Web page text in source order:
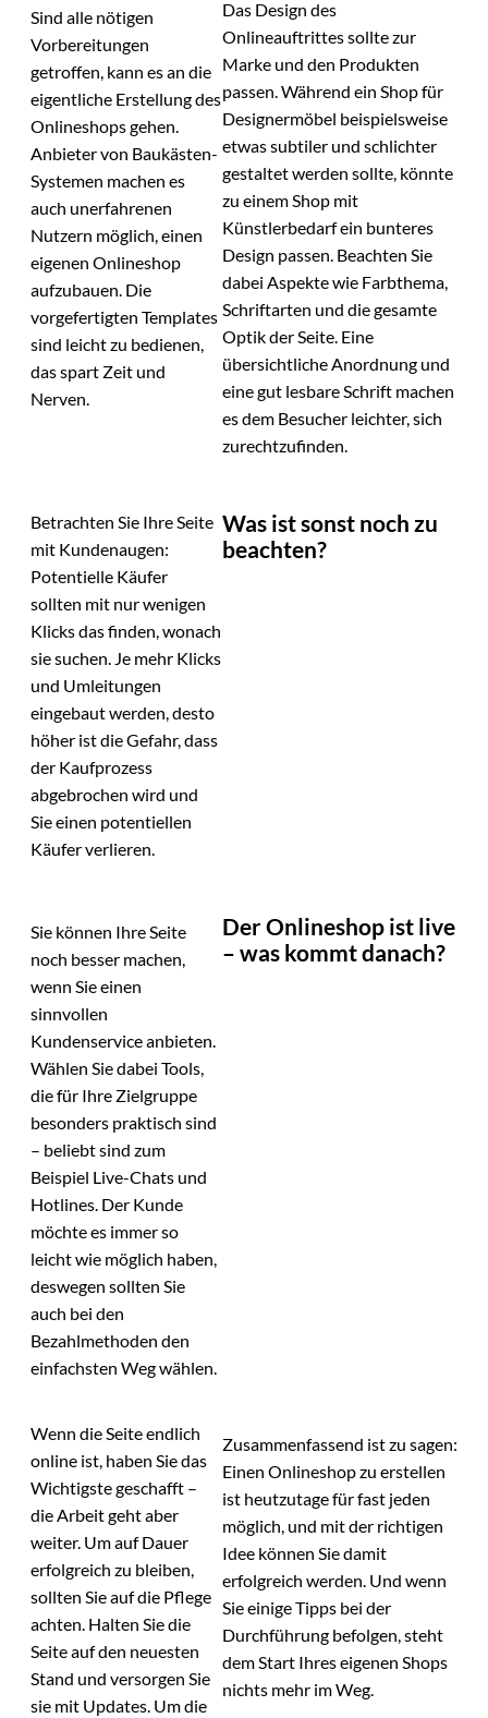
Sind alle nötigen
Vorbereitungen
getroffen, kann es an die
eigentliche Erstellung des
Onlineshops gehen.
Anbieter von Baukästen-
Systemen machen es
auch unerfahrenen
Nutzern möglich, einen
eigenen Onlineshop
aufzubauen. Die
vorgefertigten Templates
sind leicht zu bedienen,
das spart Zeit und
Nerven.
Das Design des
Onlineauftrittes sollte zur
Marke und den Produkten
passen. Während ein Shop für
Designermöbel beispielsweise
etwas subtiler und schlichter
gestaltet werden sollte, könnte
zu einem Shop mit
Künstlerbedarf ein bunteres
Design passen. Beachten Sie
dabei Aspekte wie Farbthema,
Schriftarten und die gesamte
Optik der Seite. Eine
übersichtliche Anordnung und
eine gut lesbare Schrift machen
es dem Besucher leichter, sich
zurechtzufinden.
Betrachten Sie Ihre Seite
mit Kundenaugen:
Potentielle Käufer
sollten mit nur wenigen
Klicks das finden, wonach
sie suchen. Je mehr Klicks
und Umleitungen
eingebaut werden, desto
höher ist die Gefahr, dass
der Kaufprozess
abgebrochen wird und
Sie einen potentiellen
Käufer verlieren.
Was ist sonst noch zu
beachten?
Sie können Ihre Seite
noch besser machen,
wenn Sie einen
sinnvollen
Kundenservice anbieten.
Wählen Sie dabei Tools,
die für Ihre Zielgruppe
besonders praktisch sind
– beliebt sind zum
Beispiel Live-Chats und
Hotlines. Der Kunde
möchte es immer so
leicht wie möglich haben,
deswegen sollten Sie
auch bei den
Bezahlmethoden den
einfachsten Weg wählen.
Der Onlineshop ist live
– was kommt danach?
Wenn die Seite endlich
online ist, haben Sie das
Wichtigste geschafft –
die Arbeit geht aber
weiter. Um auf Dauer
erfolgreich zu bleiben,
sollten Sie auf die Pflege
achten. Halten Sie die
Seite auf den neuesten
Stand und versorgen Sie
sie mit Updates. Um die
Zusammenfassend ist zu sagen:
Einen Onlineshop zu erstellen
ist heutzutage für fast jeden
möglich, und mit der richtigen
Idee können Sie damit
erfolgreich werden. Und wenn
Sie einige Tipps bei der
Durchführung befolgen, steht
dem Start Ihres eigenen Shops
nichts mehr im Weg.